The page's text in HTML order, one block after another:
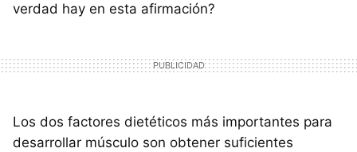
verdad hay en esta afirmación?
Los dos factores dietéticos más importantes para
desarrollar músculo son obtener suficientes